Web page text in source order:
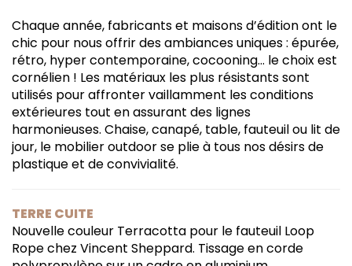
Chaque année, fabricants et maisons d’édition ont le
chic pour nous offrir des ambiances uniques : épurée,
rétro, hyper contemporaine, cocooning… le choix est
cornélien ! Les matériaux les plus résistants sont
utilisés pour affronter vaillamment les conditions
extérieures tout en assurant des lignes
harmonieuses. Chaise, canapé, table, fauteuil ou lit de
jour, le mobilier outdoor se plie à tous nos désirs de
plastique et de convivialité.
TERRE CUITE
Nouvelle couleur Terracotta pour le fauteuil Loop
Rope chez Vincent Sheppard. Tissage en corde